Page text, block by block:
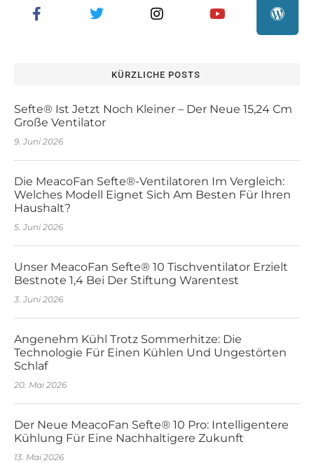
KÜRZLICHE POSTS
Sefte® Ist Jetzt Noch Kleiner – Der Neue 15,24 Cm
Große Ventilator
9. Juni 2026
Die MeacoFan Sefte®-Ventilatoren Im Vergleich:
Welches Modell Eignet Sich Am Besten Für Ihren
Haushalt?
5. Juni 2026
Unser MeacoFan Sefte® 10 Tischventilator Erzielt
Bestnote 1,4 Bei Der Stiftung Warentest
3. Juni 2026
Angenehm Kühl Trotz Sommerhitze: Die
Technologie Für Einen Kühlen Und Ungestörten
Schlaf
20. Mai 2026
Der Neue MeacoFan Sefte® 10 Pro: Intelligentere
Kühlung Für Eine Nachhaltigere Zukunft
13. Mai 2026